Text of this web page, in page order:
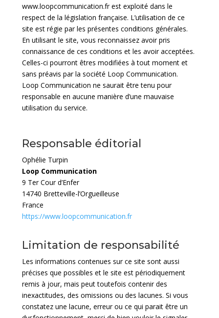
www.loopcommunication.fr est exploité dans le
respect de la législation française. L’utilisation de ce
site est régie par les présentes conditions générales.
En utilisant le site, vous reconnaissez avoir pris
connaissance de ces conditions et les avoir acceptées.
Celles-ci pourront êtres modifiées à tout moment et
sans préavis par la société Loop Communication.
Loop Communication ne saurait être tenu pour
responsable en aucune manière d’une mauvaise
utilisation du service.
Responsable éditorial
Ophélie Turpin
Loop Communication
9 Ter Cour d’Enfer
14740 Bretteville-l’Orgueilleuse
France
https://www.loopcommunication.fr
Limitation de responsabilité
Les informations contenues sur ce site sont aussi
précises que possibles et le site est périodiquement
remis à jour, mais peut toutefois contenir des
inexactitudes, des omissions ou des lacunes. Si vous
constatez une lacune, erreur ou ce qui parait être un